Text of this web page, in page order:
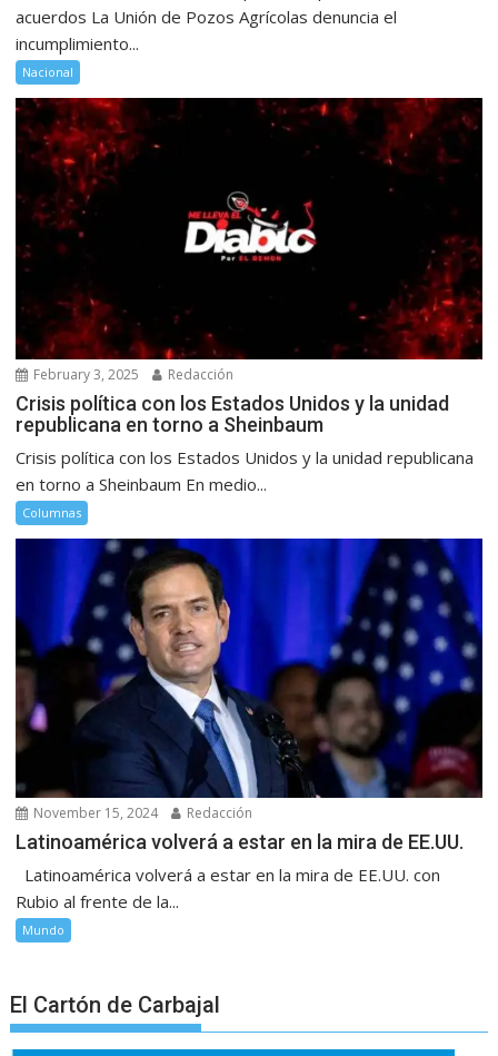
acuerdos La Unión de Pozos Agrícolas denuncia el
incumplimiento...
Nacional
February 3, 2025 Redacción
Crisis política con los Estados Unidos y la unidad
republicana en torno a Sheinbaum
Crisis política con los Estados Unidos y la unidad republicana
en torno a Sheinbaum En medio...
Columnas
November 15, 2024 Redacción
Latinoamérica volverá a estar en la mira de EE.UU.
Latinoamérica volverá a estar en la mira de EE.UU. con
Rubio al frente de la...
Mundo
El Cartón de Carbajal